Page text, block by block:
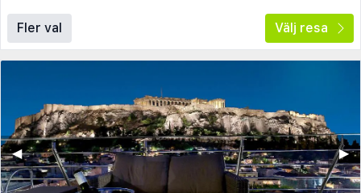
Fler val Välj resa
▶︎
◀︎